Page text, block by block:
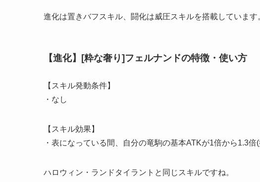
進化は置きバフスキル、闘化は威圧スキルを搭載しています
【進化】[粋な奢り]フェルナンドの特徴・使い方
【スキル発動条件】
・なし
【スキル効果】
・表になっている間、自分の竜駒の基本ATKが1倍から1.3
ハロウィン・ランドタイラントと同じスキルですね。